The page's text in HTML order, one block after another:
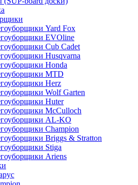
Yard Fox
EVOline
Cub Cadet
Husqvarna
Honda
MTD
Herz
Wolf Garten
Huter
McCulloch
AL-KO
Champion
Briggs & Stratton
Stiga
Ariens